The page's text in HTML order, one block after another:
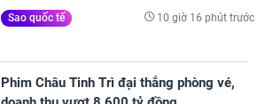
Sao quốc tế 10 giờ 16 phút trước
Phim Châu Tinh Trì đại thắng phòng vé,